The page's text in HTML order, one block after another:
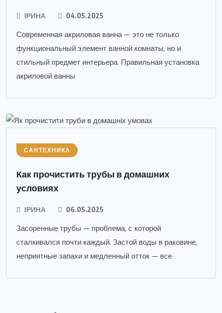
ІРИНА 04.05.2025
Современная акриловая ванна — это не только
функциональный элемент ванной комнаты, но и
стильный предмет интерьера. Правильная установка
акриловой ванны
САНТЕХНИКА
Как прочистить трубы в домашних
условиях
ІРИНА 06.05.2025
Засоренные трубы — проблема, с которой
сталкивался почти каждый. Застой воды в раковине,
неприятные запахи и медленный отток — все